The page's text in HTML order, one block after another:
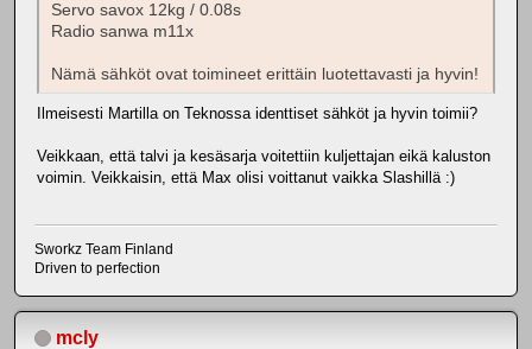
Servo savox 12kg / 0.08s
Radio sanwa m11x
Nämä sähköt ovat toimineet erittäin luotettavasti ja hyvin!
Ilmeisesti Martilla on Teknossa identtiset sähköt ja hyvin toimii?
Veikkaan, että talvi ja kesäsarja voitettiin kuljettajan eikä kaluston
voimin. Veikkaisin, että Max olisi voittanut vaikka Slashillä :)
Sworkz Team Finland
Driven to perfection
mcly